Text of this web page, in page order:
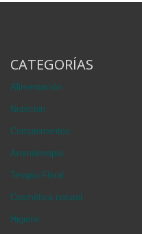
CATEGORÍAS
Alimentación
Nutricion
Complementos
Aromaterapia
Terapia Floral
Cosmética natural
Higiene